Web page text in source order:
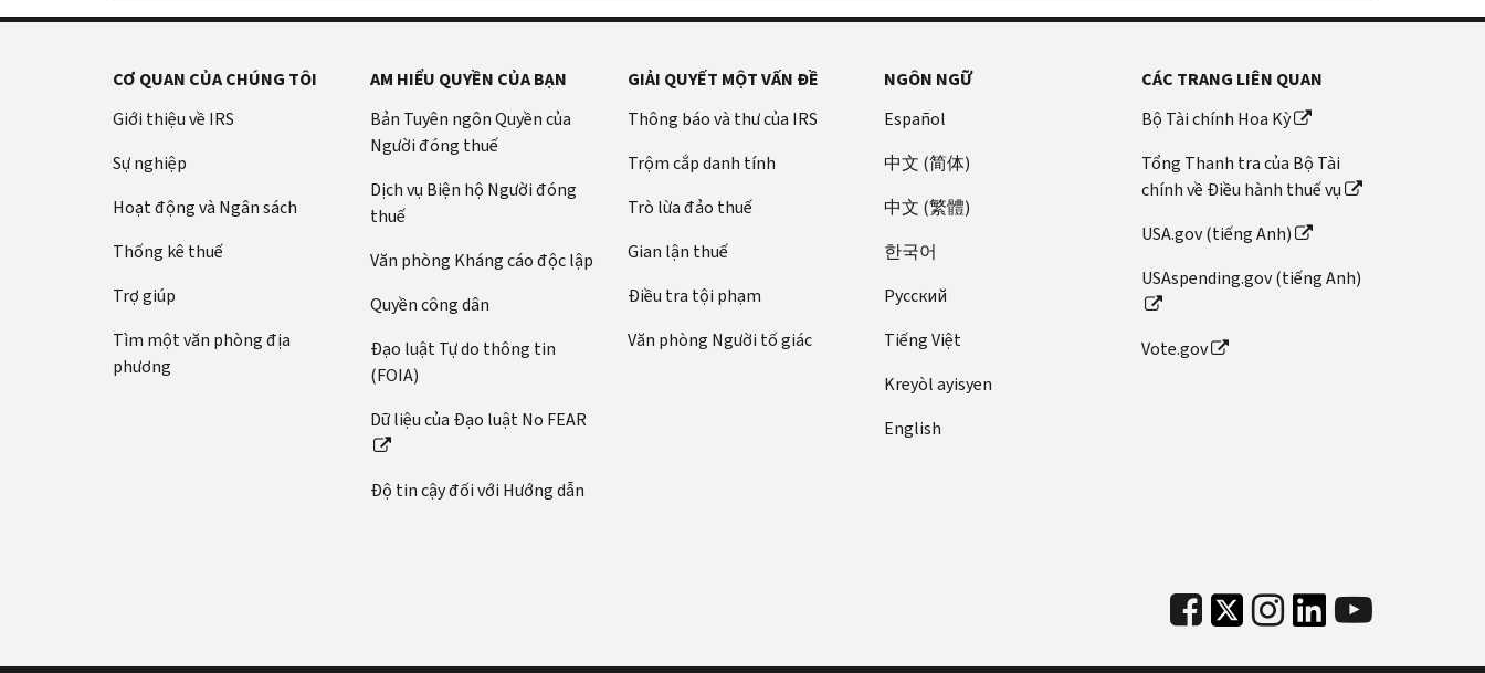
CƠ QUAN CỦA CHÚNG TÔI
Giới thiệu về IRS
Sự nghiệp
Hoạt động và Ngân sách
Thống kê thuế
Trợ giúp
Tìm một văn phòng địa
phương
AM HIỂU QUYỀN CỦA BẠN
Bản Tuyên ngôn Quyền của
Người đóng thuế
Dịch vụ Biện hộ Người đóng
thuế
Văn phòng Kháng cáo độc lập
Quyền công dân
Đạo luật Tự do thông tin
(FOIA)
Dữ liệu của Đạo luật No FEAR
Độ tin cậy đối với Hướng dẫn
GIẢI QUYẾT MỘT VẤN ĐỀ
Thông báo và thư của IRS
Trộm cắp danh tính
Trò lừa đảo thuế
Gian lận thuế
Điều tra tội phạm
Văn phòng Người tố giác
NGÔN NGỮ
Español
中文 (简体)
中文 (繁體)
한국어
Pусский
Tiếng Việt
Kreyòl ayisyen
English
CÁC TRANG LIÊN QUAN
Bộ Tài chính Hoa Kỳ
Tổng Thanh tra của Bộ Tài
chính về Điều hành thuế vụ
USA.gov (tiếng Anh)
USAspending.gov (tiếng Anh)
Vote.gov